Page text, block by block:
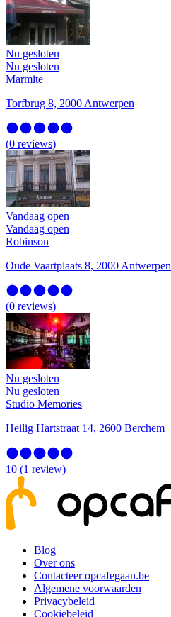
Nu gesloten
Nu gesloten
Marmite
Torfbrug 8, 2000 Antwerpen
(0 reviews)
Vandaag open
Vandaag open
Robinson
Oude Vaartplaats 8, 2000 Antwerpen
(0 reviews)
Nu gesloten
Nu gesloten
Studio Memories
Heilig Hartstraat 14, 2600 Berchem
10 (1 review)
Blog
Over ons
Contacteer opcafegaan.be
Algemene voorwaarden
Privacybeleid
Cookiebeleid